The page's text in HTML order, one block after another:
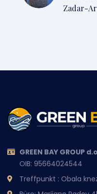
Zadar-
GREEN BAY GROUP
OIB: 95664024544
Treffpunkt : Obala